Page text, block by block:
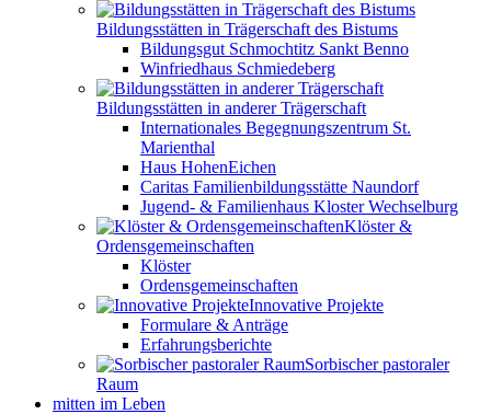
Bildungsstätten in Trägerschaft des Bistums
Bildungsgut Schmochtitz Sankt Benno
Winfriedhaus Schmiedeberg
Bildungsstätten in anderer Trägerschaft
Internationales Begegnungszentrum St.
Marienthal
Haus HohenEichen
Caritas Familienbildungsstätte Naundorf
Jugend- & Familienhaus Kloster Wechselburg
Klöster &
Ordensgemeinschaften
Klöster
Ordensgemeinschaften
Innovative Projekte
Formulare & Anträge
Erfahrungsberichte
Sorbischer pastoraler
Raum
mitten im Leben